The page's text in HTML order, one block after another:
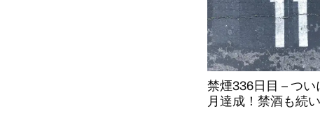
禁煙336日目 – つい
月達成！禁酒も続